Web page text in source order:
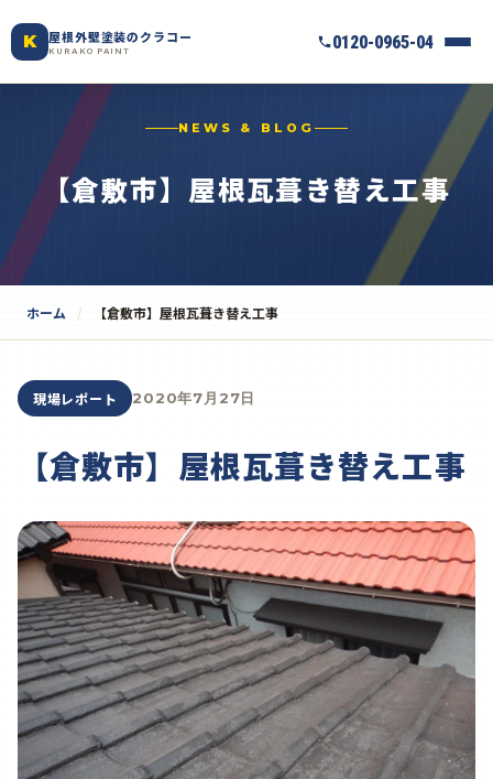
K 屋根外壁塗装のクラコー
KURAKO PAINT 0120-0965-04
NEWS & BLOG
【倉敷市】屋根瓦葺き替え工事
ホーム 【倉敷市】屋根瓦葺き替え工事
現場レポート 2020年7月27日
【倉敷市】屋根瓦葺き替え工事